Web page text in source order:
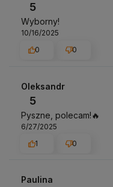
5
Wyborny!
10/16/2025
0
0
Oleksandr
5
Pyszne, polecam!🔥
6/27/2025
1
0
Paulina